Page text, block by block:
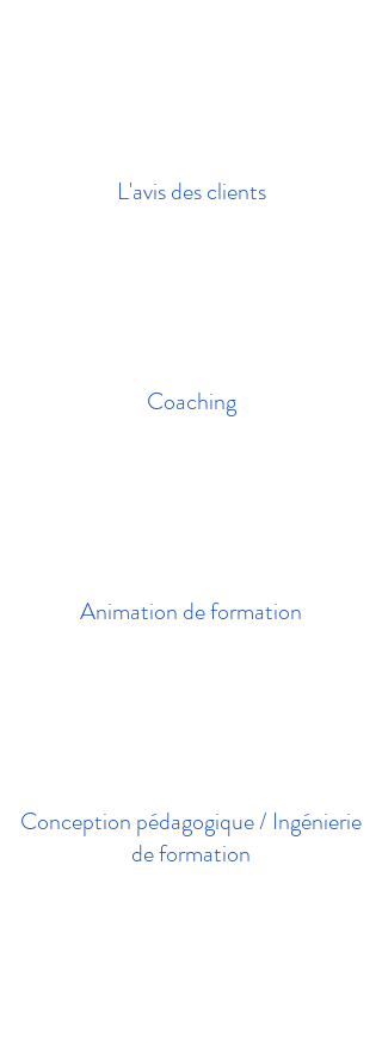
L'avis des clients
Coaching
Animation de formation
Conception pédagogique / Ingénierie
de formation